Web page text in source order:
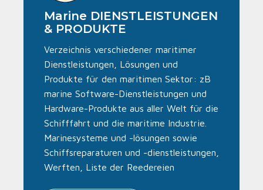
Marine DIENSTLEISTUNGEN
& PRODUKTE
Verzeichnis verschiedener maritimer
Dienstleistungen, Lösungen und
Produkte für den maritimen Sektor: zB
marine Software-Dienstleistungen und
Hardware-Produkte aus aller Welt für die
Schifffahrt und die maritime Industrie.
Marinesysteme und -lösungen sowie
Schiffsreparaturen und -dienstleistungen,
Werften, Liste der Reedereien